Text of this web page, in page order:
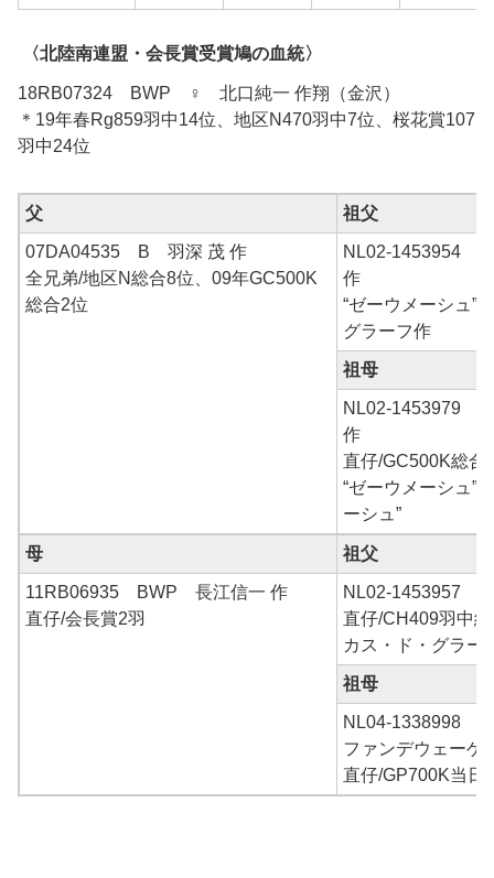
〈北陸南連盟・会長賞受賞鳩の血統〉
18RB07324 BWP ♀ 北口純一 作翔（金沢）
＊19年春Rg859羽中14位、地区N470羽中7位、桜花賞107
羽中24位
父 祖父
07DA04535 B 羽深 茂 作
全兄弟/地区N総合8位、09年GC500K
総合2位
NL02-1453954
作
“ゼーウメーシュ”
グラーフ作
祖母
NL02-1453979
作
直仔/GC500K総合
“ゼーウメーシュ”
ーシュ”
母 祖父
11RB06935 BWP 長江信一 作
直仔/会長賞2羽
NL02-1453957
直仔/CH409羽中
カス・ド・グラー
祖母
NL04-1338998
ファンデウェーゲ
直仔/GP700K当日